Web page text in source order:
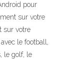
pour
sur votre
sur votre
le football,
le golf, le